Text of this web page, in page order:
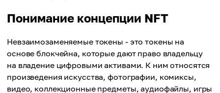
Понимание концепции NFT
Невзаимозаменяемые токены - это токены на
основе блокчейна, которые дают право владельцу
на владение цифровыми активами. К ним относятся
произведения искусства, фотографии, комиксы,
видео, коллекционные предметы, аудиофайлы, игры